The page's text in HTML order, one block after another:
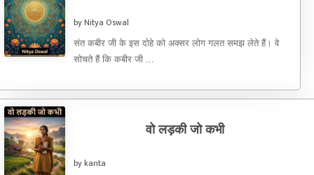
by Nitya Oswal
संत कबीर जी के इस दोहे को अक्सर लोग गलत समझ लेते हैं। वे
सोचते हैं कि कबीर जी ...
वो लड़की जो कभी
by kanta